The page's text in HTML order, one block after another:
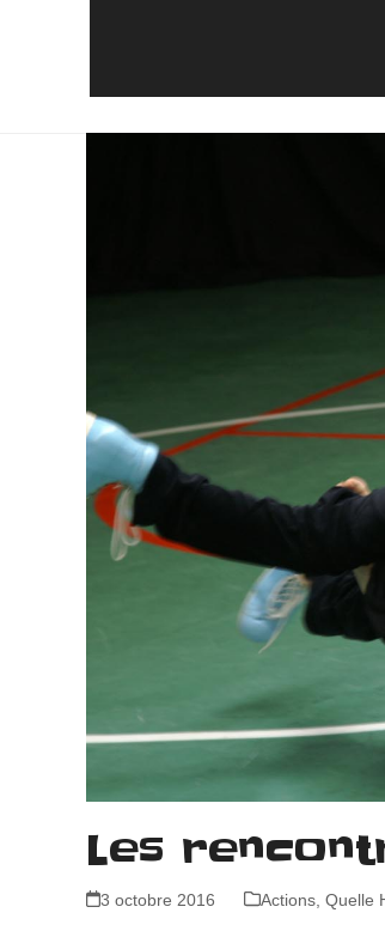
Les
3 octobre 2016 Actions ,Quelle